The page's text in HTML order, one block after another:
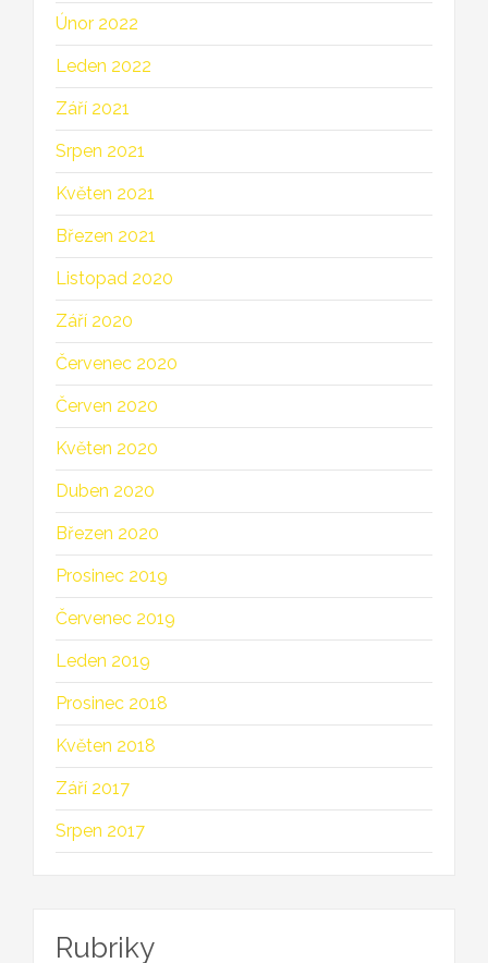
Únor 2022
Leden 2022
Září 2021
Srpen 2021
Květen 2021
Březen 2021
Listopad 2020
Září 2020
Červenec 2020
Červen 2020
Květen 2020
Duben 2020
Březen 2020
Prosinec 2019
Červenec 2019
Leden 2019
Prosinec 2018
Květen 2018
Září 2017
Srpen 2017
Rubriky